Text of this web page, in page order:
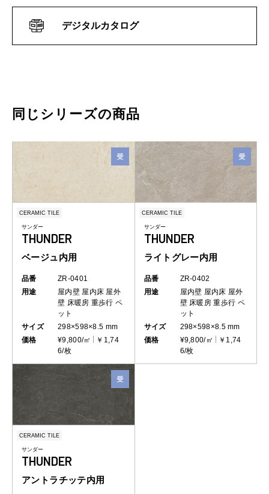
デジタルカタログ
同じシリーズの商品
CERAMIC TILE
サンダー
THUNDER
ベージュ内用
品番
ZR-0401
用途
屋内壁 屋内床 屋外
壁 床暖房 重歩行 ペ
ット
サイズ
298×598×8.5 mm
価格
¥9,800/㎡
￥1,74
6/枚
CERAMIC TILE
サンダー
THUNDER
ライトグレー内用
品番
ZR-0402
用途
屋内壁 屋内床 屋外
壁 床暖房 重歩行 ペ
ット
サイズ
298×598×8.5 mm
価格
¥9,800/㎡
￥1,74
6/枚
CERAMIC TILE
サンダー
THUNDER
アントラチッテ内用